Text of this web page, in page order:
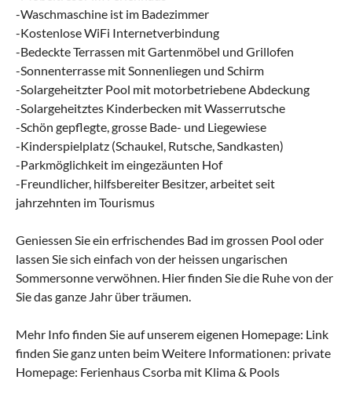
-Waschmaschine ist im Badezimmer
-Kostenlose WiFi Internetverbindung
-Bedeckte Terrassen mit Gartenmöbel und Grillofen
-Sonnenterrasse mit Sonnenliegen und Schirm
-Solargeheitzter Pool mit motorbetriebene Abdeckung
-Solargeheitztes Kinderbecken mit Wasserrutsche
-Schön gepflegte, grosse Bade- und Liegewiese
-Kinderspielplatz (Schaukel, Rutsche, Sandkasten)
-Parkmöglichkeit im eingezäunten Hof
-Freundlicher, hilfsbereiter Besitzer, arbeitet seit
jahrzehnten im Tourismus
Geniessen Sie ein erfrischendes Bad im grossen Pool oder
lassen Sie sich einfach von der heissen ungarischen
Sommersonne verwöhnen. Hier finden Sie die Ruhe von der
Sie das ganze Jahr über träumen.
Mehr Info finden Sie auf unserem eigenen Homepage: Link
finden Sie ganz unten beim Weitere Informationen: private
Homepage: Ferienhaus Csorba mit Klima & Pools